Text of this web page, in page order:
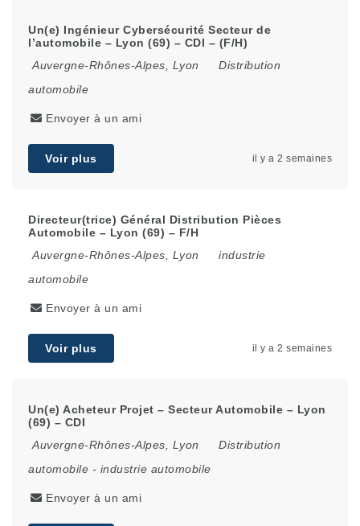
Un(e) Ingénieur Cybersécurité Secteur de
l’automobile – Lyon (69) – CDI – (F/H)
Auvergne-Rhônes-Alpes
Lyon
Distribution
automobile
Envoyer à un ami
Voir plus il y a 2 semaines
Directeur(trice) Général Distribution Pièces
Automobile – Lyon (69) – F/H
Auvergne-Rhônes-Alpes
Lyon
industrie
automobile
Envoyer à un ami
Voir plus il y a 2 semaines
Un(e) Acheteur Projet – Secteur Automobile – Lyon
(69) – CDI
Auvergne-Rhônes-Alpes
Lyon
Distribution
automobile - industrie automobile
Envoyer à un ami